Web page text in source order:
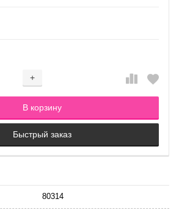
+
Добавляется...
В корзину
Добавлен
Быстрый заказ
80314